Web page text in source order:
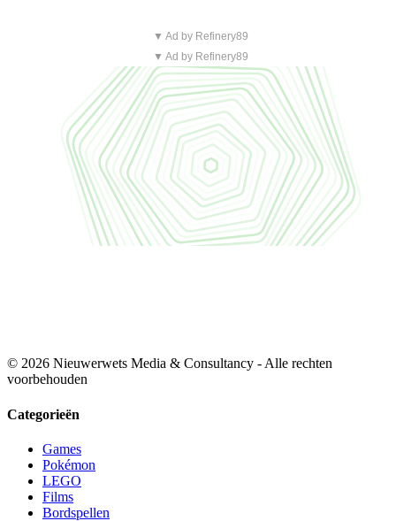
▼ Ad by Refinery89
▼ Ad by Refinery89
© 2026 Nieuwerwets Media & Consultancy - Alle rechten
voorbehouden
Categorieën
Games
Pokémon
LEGO
Films
Bordspellen